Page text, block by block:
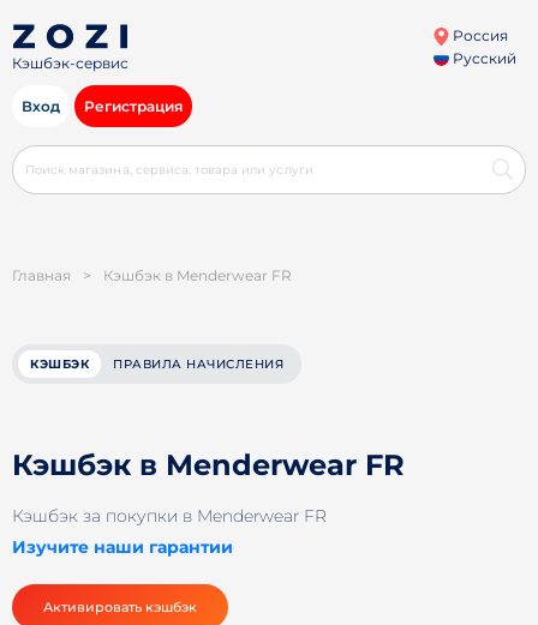
Кэшбэк-сервис
Россия
Русский
Вход Регистрация
Главная > Кэшбэк в Menderwear FR
КЭШБЭК ПРАВИЛА НАЧИСЛЕНИЯ
Кэшбэк в Menderwear FR
Кэшбэк за покупки в Menderwear FR
Изучите наши гарантии
Активировать кэшбэк